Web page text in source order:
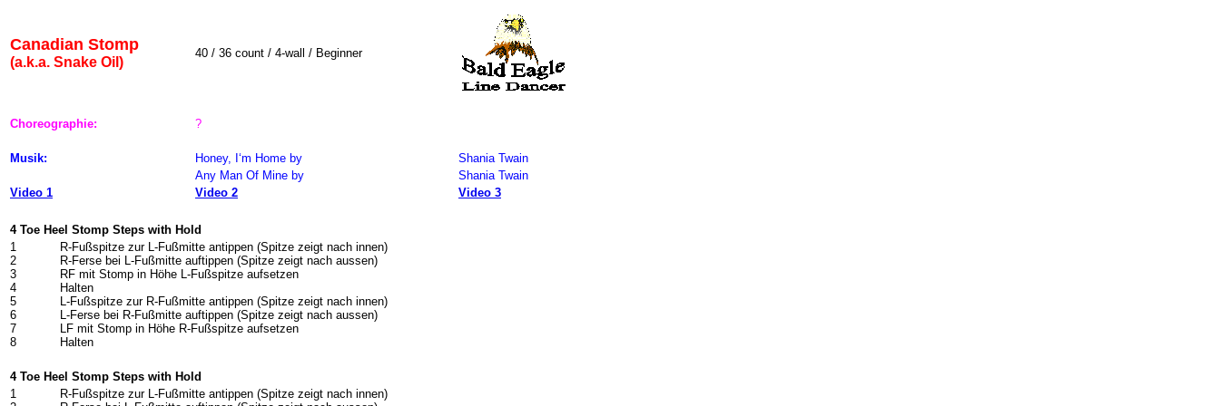
Canadian Stomp
(a.k.a. Snake Oil)
40 / 36 count / 4-wall / Beginner
Choreographie: ?
Musik: Honey, I‘m Home by
Shania Twain
Any Man Of Mine by
Shania Twain
Video 1
Video 2 Video 3
4 Toe Heel Stomp Steps with Hold
1
2
3
4
5
6
7
8
R-Fußspitze zur L-Fußmitte antippen (Spitze zeigt nach innen)
R-Ferse bei L-Fußmitte auftippen (Spitze zeigt nach aussen)
RF mit Stomp in Höhe L-Fußspitze aufsetzen
Halten
L-Fußspitze zur R-Fußmitte antippen (Spitze zeigt nach innen)
L-Ferse bei R-Fußmitte auftippen (Spitze zeigt nach aussen)
LF mit Stomp in Höhe R-Fußspitze aufsetzen
Halten
4 Toe Heel Stomp Steps with Hold
1
R-Fußspitze zur L-Fußmitte antippen (Spitze zeigt nach innen)